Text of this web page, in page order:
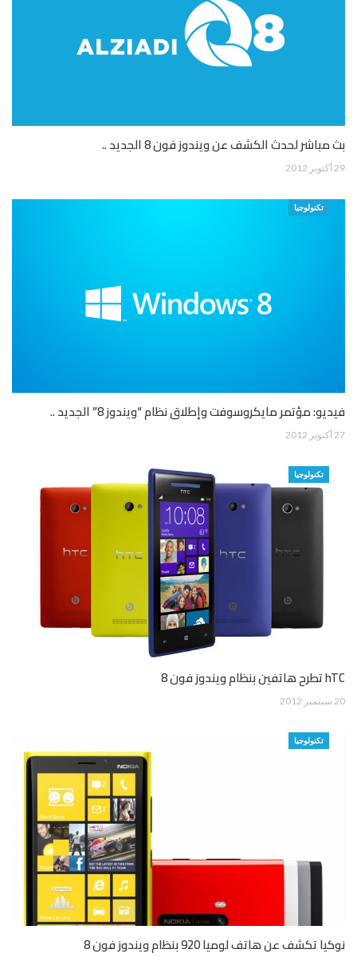
بث مباشر لحدث الكشف عن ويندوز فون 8 الجديد ..
29 أكتوبر 2012
تكنولوجيا
فيديو: مؤتمر مايكروسوفت وإطلاق نظام “ويندوز 8” الجديد ..
27 أكتوبر 2012
تكنولوجيا
hTC تطرح هاتفين بنظام ويندوز فون 8
20 سبتمبر 2012
تكنولوجيا
نوكيا تكشف عن هاتف لوميا 920 بنظام ويندوز فون 8